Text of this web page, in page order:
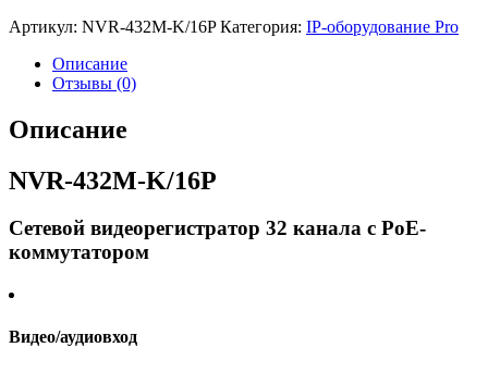
Артикул: NVR-432M-K/16PКатегория: IP-оборудование Pro
Описание
Отзывы (0)
Описание
NVR-432M-K/16P
Сетевой видеорегистратор 32 канала с PoE-
коммутатором
Видео/аудиовход